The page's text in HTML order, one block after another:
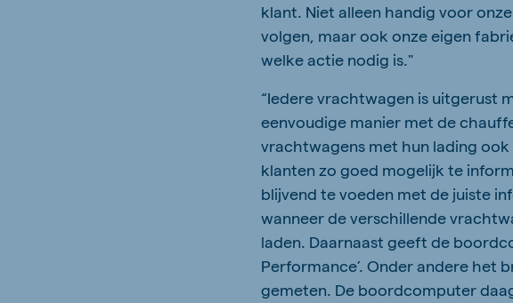
klant. Niet alleen handig voor
volgen, maar ook onze eigen
welke actie nodig is."
“Iedere vrachtwagen is uitgerust
eenvoudige manier met de
vrachtwagens met hun lading
klanten zo goed mogelijk te
blijvend te voeden met de juiste
wanneer de verschillende
laden. Daarnaast geeft de
Performance’. Onder andere het
gemeten. De boordcomputer